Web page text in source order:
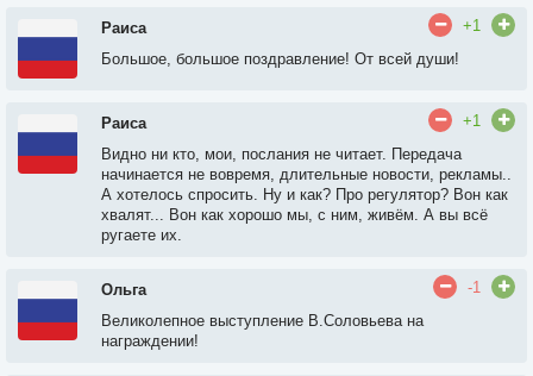
Раиса
+1
Большое, большое поздравление! От всей души!
Раиса
+1
Видно ни кто, мои, послания не читает. Передача
начинается не вовремя, длительные новости, рекламы..
А хотелось спросить. Ну и как? Про регулятор? Вон как
хвалят... Вон как хорошо мы, с ним, живём. А вы всё
ругаете их.
Ольга
-1
Великолепное выступление В.Соловьева на
награждении!